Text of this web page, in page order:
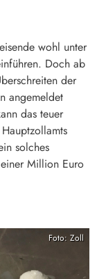
wohl unter
Doch ab
der
angemeldet
das teuer
solches
Million Euro
Foto: Zoll